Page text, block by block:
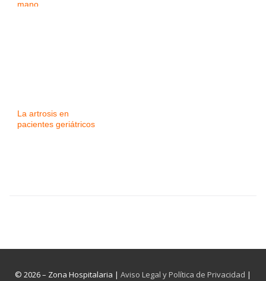
mano
La artrosis en
pacientes geriátricos
© 2026 – Zona Hospitalaria | Aviso Legal y Política de Privacidad |